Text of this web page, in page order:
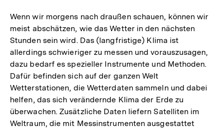
Wenn wir morgens nach draußen schauen, können wir
meist abschätzen, wie das Wetter in den nächsten
Stunden sein wird. Das (langfristige) Klima ist
allerdings schwieriger zu messen und vorauszusagen,
dazu bedarf es spezieller Instrumente und Methoden.
Dafür befinden sich auf der ganzen Welt
Wetterstationen, die Wetterdaten sammeln und dabei
helfen, das sich verändernde Klima der Erde zu
überwachen. Zusätzliche Daten liefern Satelliten im
Weltraum, die mit Messinstrumenten ausgestattet